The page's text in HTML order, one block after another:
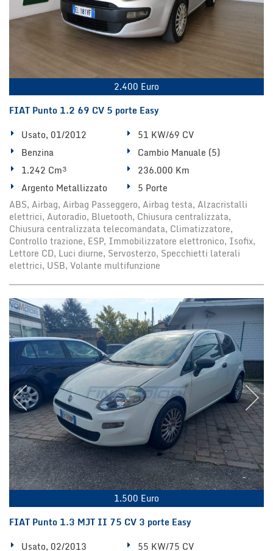
2.400 Euro
FIAT Punto 1.2 69 CV 5 porte Easy
Usato, 01/2012
51 KW/69 CV
Benzina
Cambio Manuale (5)
1.242 Cm³
236.000 Km
Argento Metallizzato
5 Porte
ABS, Airbag, Airbag Passeggero, Airbag testa, Alzacristalli
elettrici, Autoradio, Bluetooth, Chiusura centralizzata,
Chiusura centralizzata telecomandata, Climatizzatore,
Controllo trazione, ESP, Immobilizzatore elettronico, Isofix,
Lettore CD, Luci diurne, Servosterzo, Specchietti laterali
elettrici, USB, Volante multifunzione
1.500 Euro
FIAT Punto 1.3 MJT II 75 CV 3 porte Easy
Usato, 02/2013
55 KW/75 CV